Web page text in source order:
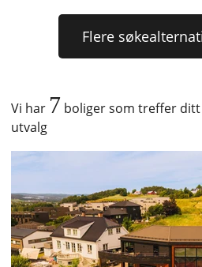
Flere
Vi har 7 boliger som treffer ditt
utvalg